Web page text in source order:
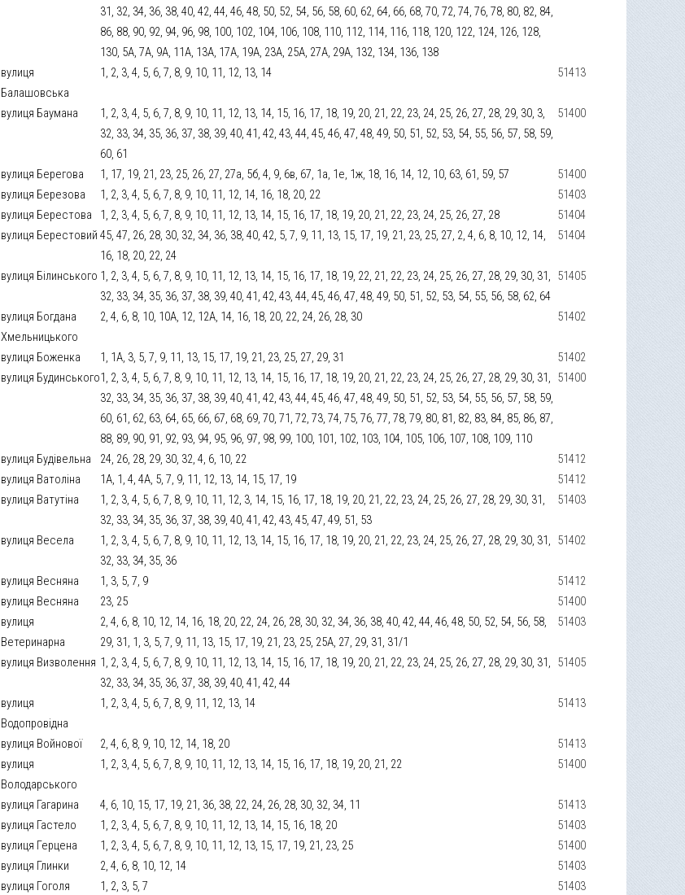
31, 32, 34, 36, 38, 40, 42, 44, 46, 48, 50, 52, 54, 56, 58, 60, 62, 64, 66, 68, 70, 72, 74, 76, 78, 80, 82, 84,
86, 88, 90, 92, 94, 96, 98, 100, 102, 104, 106, 108, 110, 112, 114, 116, 118, 120, 122, 124, 126, 128,
130, 5А, 7А, 9А, 11А, 13А, 17А, 19А, 23А, 25А, 27А, 29А, 132, 134, 136, 138
вулиця
Балашовська
1, 2, 3, 4, 5, 6, 7, 8, 9, 10, 11, 12, 13, 14 51413
вулиця Баумана
1, 2, 3, 4, 5, 6, 7, 8, 9, 10, 11, 12, 13, 14, 15, 16, 17, 18, 19, 20, 21, 22, 23, 24, 25, 26, 27, 28, 29, 30, 3,
32, 33, 34, 35, 36, 37, 38, 39, 40, 41, 42, 43, 44, 45, 46, 47, 48, 49, 50, 51, 52, 53, 54, 55, 56, 57, 58, 59,
60, 61
51400
вулиця Берегова 1, 17, 19, 21, 23, 25, 26, 27, 27а, 5б, 4, 9, 6в, 67, 1а, 1е, 1ж, 18, 16, 14, 12, 10, 63, 61, 59, 57
51400
вулиця Березова
1, 2, 3, 4, 5, 6, 7, 8, 9, 10, 11, 12, 14, 16, 18, 20, 22
51403
вулиця Берестова
1, 2, 3, 4, 5, 6, 7, 8, 9, 10, 11, 12, 13, 14, 15, 16, 17, 18, 19, 20, 21, 22, 23, 24, 25, 26, 27, 28
51404
вулиця Берестовий 45, 47, 26, 28, 30, 32, 34, 36, 38, 40, 42, 5, 7, 9, 11, 13, 15, 17, 19, 21, 23, 25, 27, 2, 4, 6, 8, 10, 12, 14,
16, 18, 20, 22, 24
51404
вулиця Білинського 1, 2, 3, 4, 5, 6, 7, 8, 9, 10, 11, 12, 13, 14, 15, 16, 17, 18, 19, 22, 21, 22, 23, 24, 25, 26, 27, 28, 29, 30, 31,
32, 33, 34, 35, 36, 37, 38, 39, 40, 41, 42, 43, 44, 45, 46, 47, 48, 49, 50, 51, 52, 53, 54, 55, 56, 58, 62, 64
51405
вулиця Богдана
Хмельницького
2, 4, 6, 8, 10, 10А, 12, 12А, 14, 16, 18, 20, 22, 24, 26, 28, 30 51402
вулиця Боженка 1, 1А, 3, 5, 7, 9, 11, 13, 15, 17, 19, 21, 23, 25, 27, 29, 31
51402
вулиця Будинського1, 2, 3, 4, 5, 6, 7, 8, 9, 10, 11, 12, 13, 14, 15, 16, 17, 18, 19, 20, 21, 22, 23, 24, 25, 26, 27, 28, 29, 30, 31,
32, 33, 34, 35, 36, 37, 38, 39, 40, 41, 42, 43, 44, 45, 46, 47, 48, 49, 50, 51, 52, 53, 54, 55, 56, 57, 58, 59,
60, 61, 62, 63, 64, 65, 66, 67, 68, 69, 70, 71, 72, 73, 74, 75, 76, 77, 78, 79, 80, 81, 82, 83, 84, 85, 86, 87,
88, 89, 90, 91, 92, 93, 94, 95, 96, 97, 98, 99, 100, 101, 102, 103, 104, 105, 106, 107, 108, 109, 110
51400
вулиця Будівельна 24, 26, 28, 29, 30, 32, 4, 6, 10, 22
51412
вулиця Ватоліна
1А, 1, 4, 4А, 5, 7, 9, 11, 12, 13, 14, 15, 17, 19
51412
вулиця Ватутіна
1, 2, 3, 4, 5, 6, 7, 8, 9, 10, 11, 12, 3, 14, 15, 16, 17, 18, 19, 20, 21, 22, 23, 24, 25, 26, 27, 28, 29, 30, 31,
32, 33, 34, 35, 36, 37, 38, 39, 40, 41, 42, 43, 45, 47, 49, 51, 53
51403
вулиця Весела
1, 2, 3, 4, 5, 6, 7, 8, 9, 10, 11, 12, 13, 14, 15, 16, 17, 18, 19, 20, 21, 22, 23, 24, 25, 26, 27, 28, 29, 30, 31,
32, 33, 34, 35, 36
51402
вулиця Весняна 1, 3, 5, 7, 9
51412
вулиця Весняна
23, 25
51400
вулиця
Ветеринарна
2, 4, 6, 8, 10, 12, 14, 16, 18, 20, 22, 24, 26, 28, 30, 32, 34, 36, 38, 40, 42, 44, 46, 48, 50, 52, 54, 56, 58,
29, 31, 1, 3, 5, 7, 9, 11, 13, 15, 17, 19, 21, 23, 25, 25А, 27, 29, 31, 31/1
51403
вулиця Визволення 1, 2, 3, 4, 5, 6, 7, 8, 9, 10, 11, 12, 13, 14, 15, 16, 17, 18, 19, 20, 21, 22, 23, 24, 25, 26, 27, 28, 29, 30, 31,
32, 33, 34, 35, 36, 37, 38, 39, 40, 41, 42, 44
51405
вулиця
Водопровідна
1, 2, 3, 4, 5, 6, 7, 8, 9, 11, 12, 13, 14 51413
вулиця Войнової 2, 4, 6, 8, 9, 10, 12, 14, 18, 20
51413
вулиця
Володарського
1, 2, 3, 4, 5, 6, 7, 8, 9, 10, 11, 12, 13, 14, 15, 16, 17, 18, 19, 20, 21, 22 51400
вулиця Гагарина 4, 6, 10, 15, 17, 19, 21, 36, 38, 22, 24, 26, 28, 30, 32, 34, 11
51413
вулиця Гастело
1, 2, 3, 4, 5, 6, 7, 8, 9, 10, 11, 12, 13, 14, 15, 16, 18, 20
51403
вулиця Герцена
1, 2, 3, 4, 5, 6, 7, 8, 9, 10, 11, 12, 13, 15, 17, 19, 21, 23, 25
51400
вулиця Глинки
2, 4, 6, 8, 10, 12, 14
51403
вулиця Гоголя
1, 2, 3, 5, 7
51403